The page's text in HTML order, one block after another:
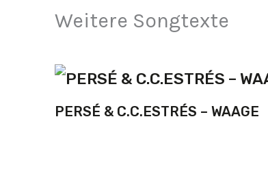
Weitere Songtexte
PERSÉ & C.C.ESTRÉS – WAAGE